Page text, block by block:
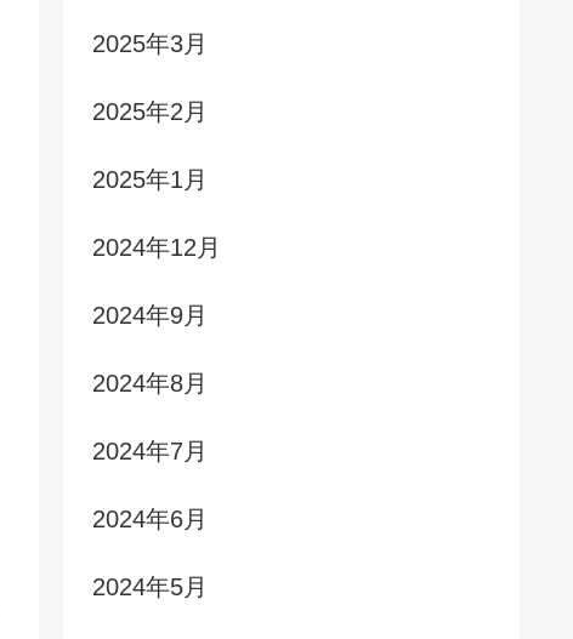
2025年3月
2025年2月
2025年1月
2024年12月
2024年9月
2024年8月
2024年7月
2024年6月
2024年5月